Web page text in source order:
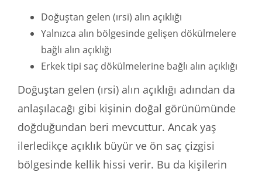
Doğuştan gelen (ırsi) alın açıklığı
Yalnızca alın bölgesinde gelişen dökülmelere
bağlı alın açıklığı
Erkek tipi saç dökülmelerine bağlı alın açıklığı
Doğuştan gelen (ırsi) alın açıklığı adından da
anlaşılacağı gibi kişinin doğal görünümünde
doğduğundan beri mevcuttur. Ancak yaş
ilerledikçe açıklık büyür ve ön saç çizgisi
bölgesinde kellik hissi verir. Bu da kişilerin